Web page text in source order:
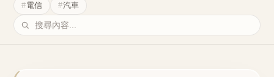
電信
汽車